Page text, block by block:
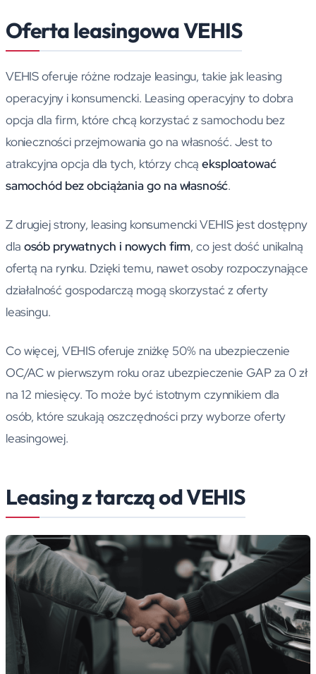
Oferta leasingowa VEHIS
VEHIS oferuje różne rodzaje leasingu, takie jak leasing
operacyjny i konsumencki. Leasing operacyjny to dobra
opcja dla firm, które chcą korzystać z samochodu bez
konieczności przejmowania go na własność. Jest to
atrakcyjna opcja dla tych, którzy chcąeksploatować
samochód bez obciążania go na własność.
Z drugiej strony, leasing konsumencki VEHIS jest dostępny
dla osób prywatnych i nowych firm, co jest dość unikalną
ofertą na rynku. Dzięki temu, nawet osoby rozpoczynające
działalność gospodarczą mogą skorzystać z oferty
leasingu.
Co więcej, VEHIS oferuje zniżkę 50% na ubezpieczenie
OC/AC w pierwszym roku oraz ubezpieczenie GAP za 0 zł
na 12 miesięcy. To może być istotnym czynnikiem dla
osób, które szukają oszczędności przy wyborze oferty
leasingowej.
Leasing z tarczą od VEHIS